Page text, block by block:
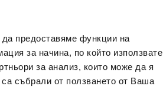
да предоставяме функции на
за начина, по който използвате
за анализ, които може да я
събрали от ползването от Ваша